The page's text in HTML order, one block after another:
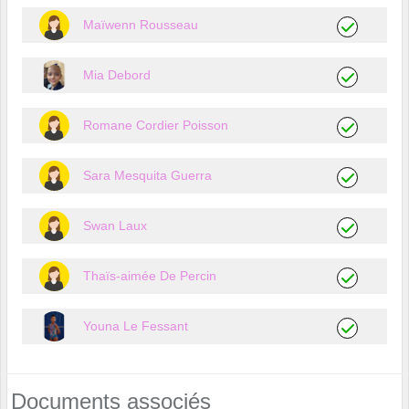
Maïwenn Rousseau
Mia Debord
Romane Cordier Poisson
Sara Mesquita Guerra
Swan Laux
Thaïs-aimée De Percin
Youna Le Fessant
Documents associés